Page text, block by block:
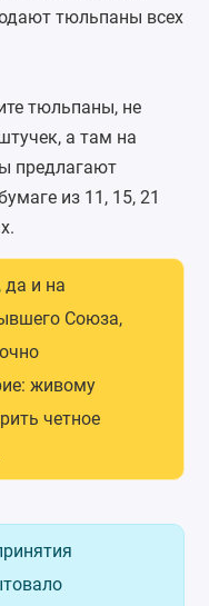
тюльпаны всех
тюльпаны, не
а там на
предлагают
из 11, 15, 21
да и на
Союза,
живому
четное